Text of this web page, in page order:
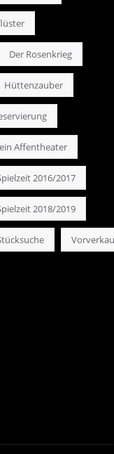
Der Rosenkrieg
Hüttenzauber
Affentheater
2016/2017
2018/2019